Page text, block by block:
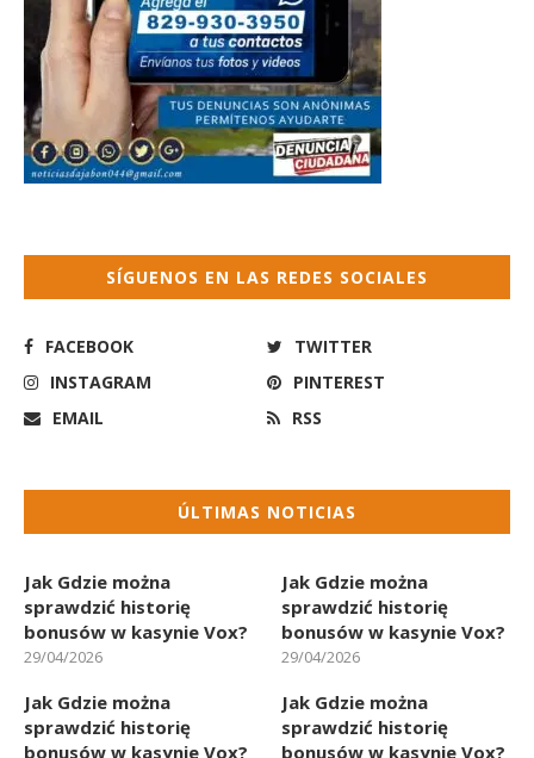
SÍGUENOS EN LAS REDES SOCIALES
FACEBOOK
TWITTER
INSTAGRAM
PINTEREST
EMAIL
RSS
ÚLTIMAS NOTICIAS
Jak Gdzie można
sprawdzić historię
bonusów w kasynie Vox?
29/04/2026
Jak Gdzie można
sprawdzić historię
bonusów w kasynie Vox?
29/04/2026
Jak Gdzie można
sprawdzić historię
bonusów w kasynie Vox?
Jak Gdzie można
sprawdzić historię
bonusów w kasynie Vox?